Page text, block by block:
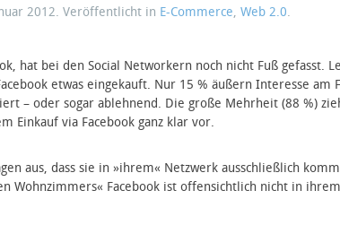
2012. Veröffentlicht in E-Commerce, Web 2.0.
hat bei den Social Networkern noch nicht Fuß gefasst.
etwas eingekauft. Nur 15 % äußern Interesse am
– oder sogar ablehnend. Die große Mehrheit (88 %)
Einkauf via Facebook ganz klar vor.
aus, dass sie in »ihrem« Netzwerk ausschließlich
Wohnzimmers« Facebook ist offensichtlich nicht in